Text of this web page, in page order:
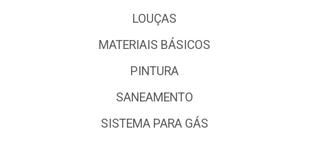
LOUÇAS
MATERIAIS BÁSICOS
PINTURA
SANEAMENTO
SISTEMA PARA GÁS